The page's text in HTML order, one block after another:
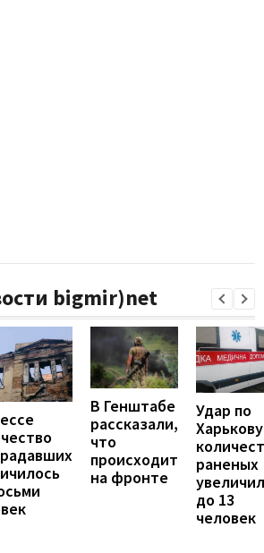
bigmir)net
В Генштабе
рассказали,
что
происходит
на фронте
Удар по
раненых
до 13
человек